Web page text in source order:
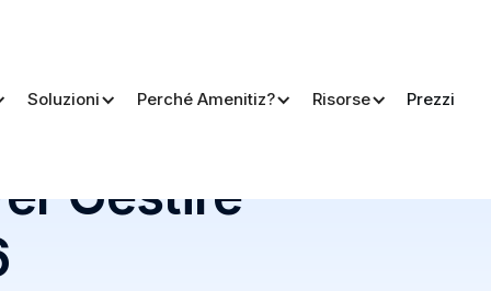
Soluzioni Perché Amenitiz? Risorse Prezzi
Gestire